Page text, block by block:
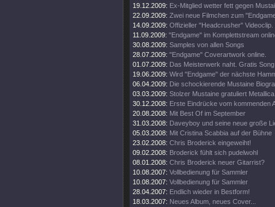
19.12.2009: Ex-Mitglied wetter fett gegen
22.09.2009: Zwei neue Filmchen zum
14.09.2009: Offizieller "Headcrusher" Videoclip.
11.09.2009: "Endgame" im Komplettstream
30.08.2009: Samples von allen Songs
28.07.2009: "Endgame" Coverartwork online.
01.07.2009: Das Meisterwerk naht. Gratis
19.06.2009: Wird "Endgame" der nächste
06.04.2009: Die schockierende Mustaine
03.03.2009: Stolzer Mustaine gratuliert
30.12.2008: Erste Eindrücke vom kommenden
20.08.2008: Mit Best Of im September
31.03.2008: Daveyboy und seine neue große
05.03.2008: Mit Cristina Scabbia auf der Bühne
23.02.2008: Chris Broderick eingeweiht!
09.02.2008: Broderick fühlt sich pudelwohl
08.01.2008: Chris Broderick neuer Gitarrist?
10.08.2007: Vollbedienung für Sammler
10.08.2007: Vollbedienung für Sammler
28.04.2007: Endlich wieder in Bestform!
18.03.2007: Neues Album, neues Cover...